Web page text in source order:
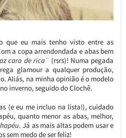
que eu mais tenho visto entre as
a copa arrendondada e abas bem
cara de rica¨ (rsrs)! Numa pegada
glamour a qualquer produção,
Aliás, na minha opinião é o modelo
inverno, seguido do Clochê.
(e eu me incluo na lista!), cuidado
quanto menor as abas, melhor,
. Já as mais altas podem usar e
sem medo de ser feliz!